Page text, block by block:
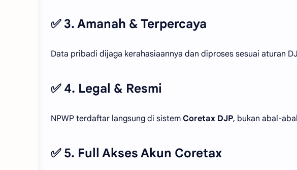
✅ 3. Amanah & Terpercaya
Data pribadi dijaga kerahasiaannya dan diproses sesuai aturan
✅ 4. Legal & Resmi
NPWP terdaftar langsung di sistem Coretax DJP, bukan abal-
✅ 5. Full Akses Akun Coretax